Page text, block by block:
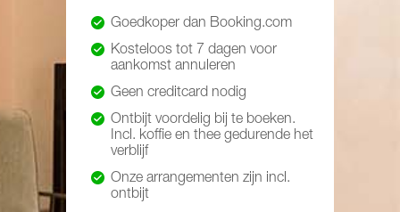
Goedkoper dan Booking.com
Kosteloos tot 7 dagen voor
aankomst annuleren
Geen creditcard nodig
Ontbijt voordelig bij te boeken.
Incl. koffie en thee gedurende het
verblijf
Onze arrangementen zijn incl.
ontbijt